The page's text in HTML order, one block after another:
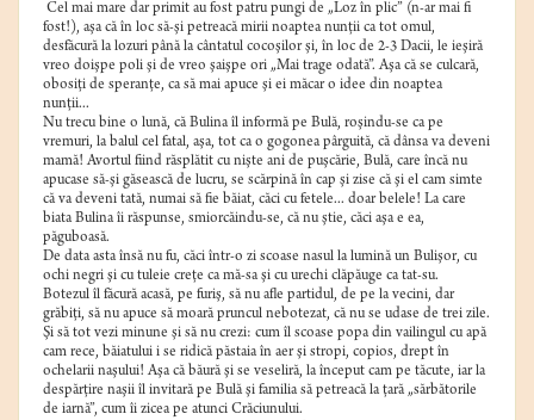
Cel mai mare dar primit au fost patru pungi de „Loz în plic” (n-ar mai fi
fost!), aşa că în loc să-şi petreacă mirii noaptea nunţii ca tot omul,
desfăcură la lozuri până la cântatul cocoşilor şi, în loc de 2-3 Dacii, le ieşiră
vreo doişpe poli şi de vreo şaişpe ori „Mai trage odată”. Aşa că se culcară,
obosiţi de speranţe, ca să mai apuce şi ei măcar o idee din noaptea
nunţii...
Nu trecu bine o lună, că Bulina îl informă pe Bulă, roşindu-se ca pe
vremuri, la balul cel fatal, aşa, tot ca o gogonea pârguită, că dânsa va deveni
mamă! Avortul fiind răsplătit cu nişte ani de puşcărie, Bulă, care încă nu
apucase să-şi găsească de lucru, se scărpină în cap şi zise că şi el cam simte
că va deveni tată, numai să fie băiat, căci cu fetele... doar belele! La care
biata Bulina îi răspunse, smiorcăindu-se, că nu ştie, căci aşa e ea,
păguboasă.
De data asta însă nu fu, căci într-o zi scoase nasul la lumină un Bulişor, cu
ochi negri şi cu tuleie creţe ca mă-sa şi cu urechi clăpăuge ca tat-su.
Botezul îl făcură acasă, pe furiş, să nu afle partidul, de pe la vecini, dar
grăbiţi, să nu apuce să moară pruncul nebotezat, că nu se udase de trei zile.
Şi să tot vezi minune şi să nu crezi: cum îl scoase popa din vailingul cu apă
cam rece, băiatului i se ridică păstaia în aer şi stropi, copios, drept în
ochelarii naşului! Aşa că băură şi se veseliră, la început cam pe tăcute, iar la
despărţire naşii îl invitară pe Bulă şi familia să petreacă la ţară „sărbătorile
de iarnă”, cum îi zicea pe atunci Crăciunului.